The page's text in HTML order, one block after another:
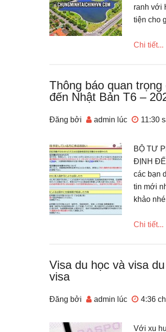
ranh với
tiện cho
Chi tiết...
Thông báo quan
đến Nhật Bản T6 –
Đăng bởi admin lúc 11:30
BỘ TƯ
ĐỊNH
các bạn
tin mới
khảo
Chi tiết...
Visa du học và visa
visa
Đăng bởi admin lúc 4:36
Với xu